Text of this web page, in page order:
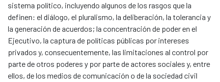
sistema político, incluyendo algunos de los rasgos que la
definen: el diálogo, el pluralismo, la deliberación, la tolerancia y
la generación de acuerdos; la concentración de poder en el
Ejecutivo, la captura de políticas públicas por intereses
privados y, consecuentemente, las limitaciones al control por
parte de otros poderes y por parte de actores sociales y, entre
ellos, de los medios de comunicación o de la sociedad civil